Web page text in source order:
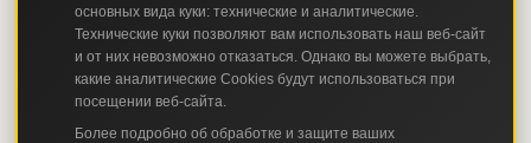
основных вида куки: технические и аналитические.
Технические куки позволяют вам использовать наш веб-сайт
и от них невозможно отказаться. Однако вы можете выбрать,
какие аналитические Cookies будут использоваться при
посещении веб-сайта.
Более подробно об обработке и защите ваших